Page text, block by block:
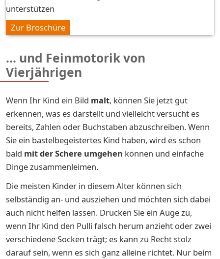
unterstützen
Zur Broschüre
... und Feinmotorik von
Vierjährigen
Wenn Ihr Kind ein Bild malt, können Sie jetzt gut
erkennen, was es darstellt und vielleicht versucht es
bereits, Zahlen oder Buchstaben abzuschreiben. Wenn
Sie ein bastelbegeistertes Kind haben, wird es schon
bald mit der Schere umgehen können und einfache
Dinge zusammenleimen.
Die meisten Kinder in diesem Alter können sich
selbständig an- und ausziehen und möchten sich dabei
auch nicht helfen lassen. Drücken Sie ein Auge zu,
wenn Ihr Kind den Pulli falsch herum anzieht oder zwei
verschiedene Socken trägt; es kann zu Recht stolz
darauf sein, wenn es sich ganz alleine richtet. Nur beim